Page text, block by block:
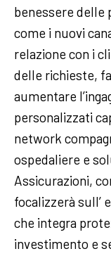
benessere delle
come i nuovi
relazione con i
delle richieste,
aumentare
personalizzati
network
ospedaliere e
Assicurazioni,
focalizzerà sull’
che integra
investimento e